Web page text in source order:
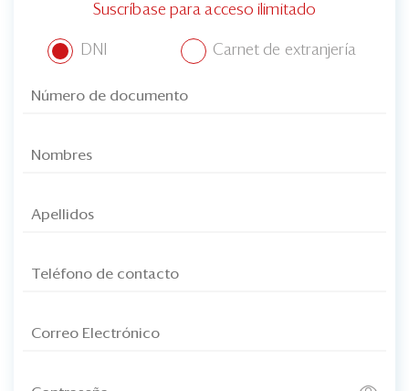
Suscríbase para acceso ilimitado
DNI Carnet de extranjería